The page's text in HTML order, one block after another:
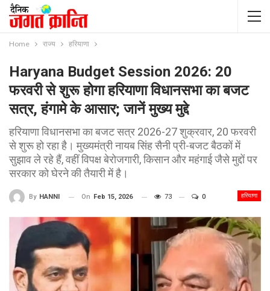
Home राज्य हरियाणा
Haryana Budget Session 2026: 20
फरवरी से शुरू होगा हरियाणा विधानसभा का बजट
सत्र, हंगामे के आसार; जानें मुख्य मुद्दे
हरियाणा विधानसभा का बजट सत्र 2026-27 शुक्रवार, 20 फरवरी
से शुरू हो रहा है। मुख्यमंत्री नायब सिंह सैनी प्री-बजट बैठकों में
सुझाव ले रहे हैं, वहीं विपक्ष बेरोजगारी, किसान और महंगाई जैसे मुद्दों पर
सरकार को घेरने की तैयारी में है।
हरियाणा
By HANNI On Feb 15, 2026 73 0